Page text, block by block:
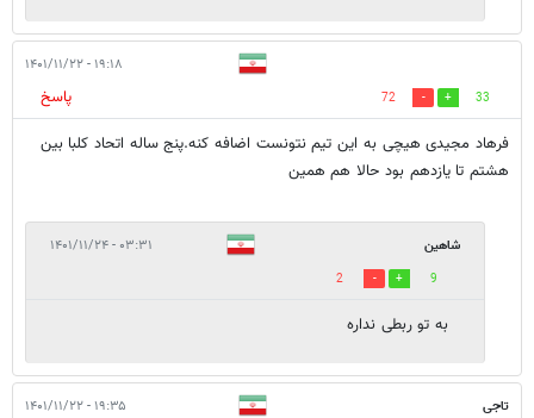
۱۹:۱۸ - ۱۴۰۱/۱۱/۲۲
33
72
پاسخ
فرهاد مجیدی هیچی به این تیم نتونست اضافه کنه.پنج ساله اتحاد کلبا بین
هشتم تا یازدهم بود حالا هم همین
شاهین ۰۳:۳۱ - ۱۴۰۱/۱۱/۲۴
9
2
به تو ربطی نداره
تاجی ۱۹:۳۵ - ۱۴۰۱/۱۱/۲۲